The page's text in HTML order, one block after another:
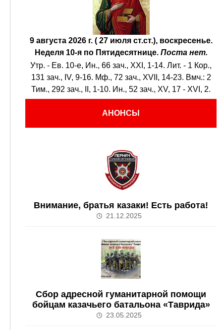
9 августа 2026 г. ( 27 июля ст.ст.), воскресенье.
Неделя 10-я по Пятидесятнице. Поста нет.
Утр. - Ев. 10-е, Ин., 66 зач., XXI, 1-14. Лит. - 1 Кор.,
131 зач., IV, 9-16. Мф., 72 зач., XVII, 14-23. Вмч.: 2
Тим., 292 зач., II, 1-10. Ин., 52 зач., XV, 17 - XVI, 2.
АНОНСЫ
Внимание, братья казаки! Есть работа!
21.12.2025
Сбор адресной гуманитарной помощи
бойцам казачьего батальона «Таврида»
23.05.2025